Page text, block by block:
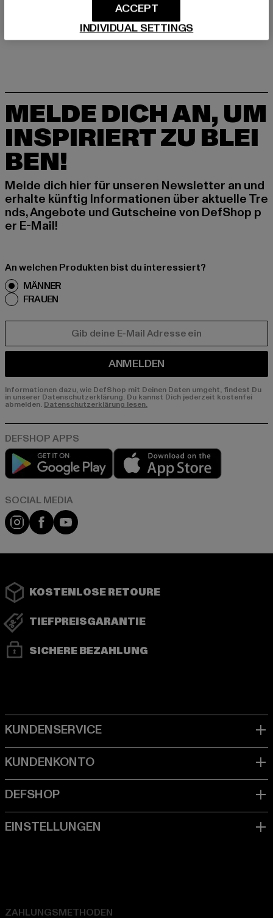
LIEFERUNG & RÜCKGABE
MELDE DICH AN, UM
INSPIRIERT ZU BLEI
BEN!
Melde dich hier für unseren Newsletter an und
erhalte künftig Informationen über aktuelle Tre
nds, Angebote und Gutscheine von DefShop p
er E-Mail!
An welchen Produkten bist du interessiert?
MÄNNER
FRAUEN
ANMELDEN
Informationen dazu, wie DefShop mit Deinen Daten umgeht, findest Du
in unserer Datenschutzerklärung. Du kannst Dich jederzeit kostenfei
abmelden. Datenschutzerklärung lesen.
Play market
Instagram
FacebookYouTube
KOSTENLOSE RETOURE
TIEFPREISGARANTIE
SICHERE BEZAHLUNG
ZAHLUNGSMETHODEN
INDIVIDUAL SETTINGS
ACCEPT